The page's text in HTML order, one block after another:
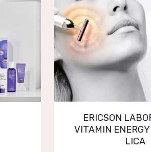
ERICSON
VITAMIN
LICA